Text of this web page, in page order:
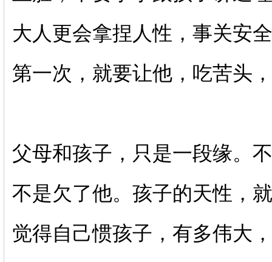
大人更会拿捏人性，事关安
第一次，就要让他，吃苦头
父母和孩子，只是一段缘。
不是欠了他。孩子的天性，
觉得自己惯孩子，有多伟大